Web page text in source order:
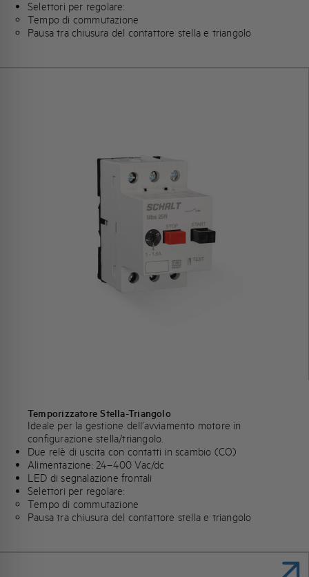
Selettori per regolare:
Tempo di commutazione
Pausa tra chiusura del contattore stella e triangolo
Temporizzatore Stella-Triangolo
Ideale per la gestione dell’avviamento motore in
configurazione stella/triangolo.
Due relè di uscita con contatti in scambio (CO)
Alimentazione: 24–400 Vac/dc
LED di segnalazione frontali
Selettori per regolare:
Tempo di commutazione
Pausa tra chiusura del contattore stella e triangolo